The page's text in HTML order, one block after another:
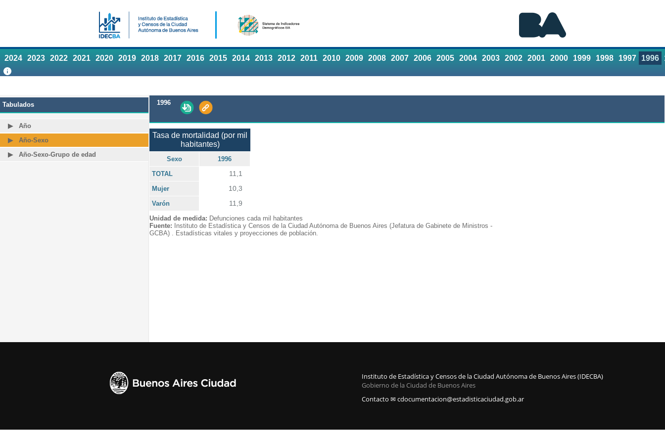
2024 2023 2022 2021 2020 2019 2018 2017 2016 2015 2014 2013 2012 2011 2010 2009 2008 2007 2006 2005 2004 2003 2002 2001 2000 1999 1998 1997 1996
Tabulados
Año
Año-Sexo
Año-Sexo-Grupo de edad
1996
Tasa de mortalidad (por mil
habitantes)
Sexo
1996
TOTAL
11,1
Mujer 10,3
Varón 11,9
Unidad de medida: Defunciones cada mil habitantes
Fuente: Instituto de Estadística y Censos de la Ciudad Autónoma de Buenos Aires (Jefatura de Gabinete de Ministros -
GCBA) . Estadísticas vitales y proyecciones de población.
Instituto de Estadística y Censos de la Ciudad Autónoma de Buenos Aires (IDECBA)
Gobierno de la Ciudad de Buenos Aires
Contacto ✉ cdocumentacion@estadisticaciudad.gob.ar